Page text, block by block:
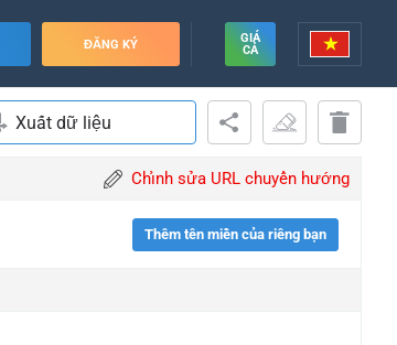
ĐĂNG KÝ
GIÁ
CẢ
Xuất dữ liệu
Chỉnh sửa URL chuyển hướng
Thêm tên miền của riêng bạn